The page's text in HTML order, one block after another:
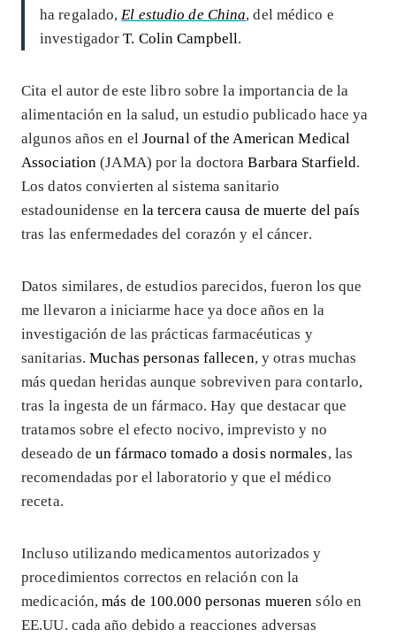
ha regalado, El estudio de China, del médico e
investigadorT. Colin Campbell.
Cita el autor de este libro sobre la importancia de la
alimentación en la salud, un estudio publicado hace ya
algunos años en el Journal of the American Medical
Association (JAMA) por la doctoraBarbara Starfield.
Los datos convierten al sistema sanitario
estadounidense en la tercera causa de muerte del país
tras las enfermedades del corazón y el cáncer.
Datos similares, de estudios parecidos, fueron los que
me llevaron a iniciarme hace ya doce años en la
investigación de las prácticas farmacéuticas y
sanitarias.Muchas personas fallecen, y otras muchas
más quedan heridas aunque sobreviven para contarlo,
tras la ingesta de un fármaco. Hay que destacar que
tratamos sobre el efecto nocivo, imprevisto y no
deseado deun fármaco tomado a dosis normales, las
recomendadas por el laboratorio y que el médico
receta.
Incluso utilizando medicamentos autorizados y
procedimientos correctos en relación con la
medicación,más de 100.000 personas mueren sólo en
EE.UU. cada año debido a reacciones adversas